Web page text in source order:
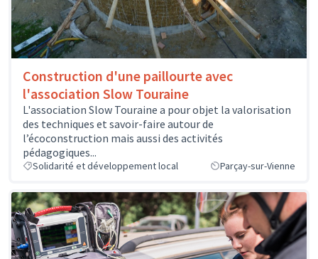
Construction d'une paillourte avec
l'association Slow Touraine
L'association Slow Touraine a pour objet la valorisation
des techniques et savoir-faire autour de
l’écoconstruction mais aussi des activités
pédagogiques...
Solidarité et développement local Parçay-sur-Vienne